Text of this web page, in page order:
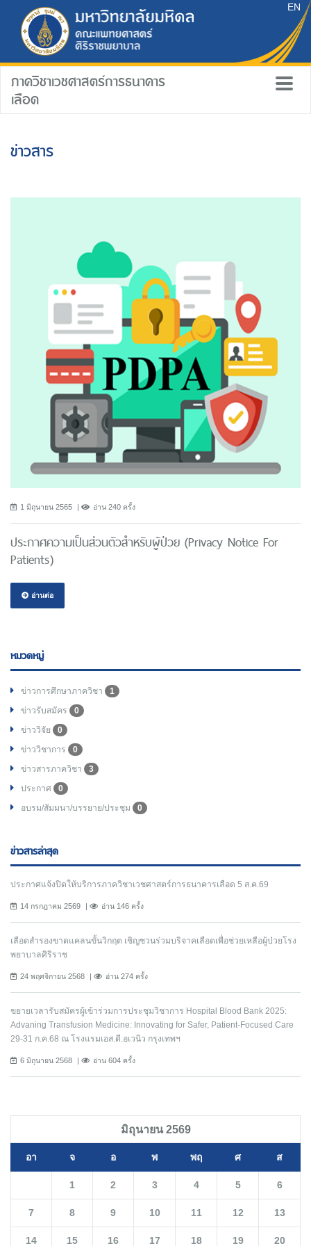
EN
ภาควิชาเวชศาสตร์การธนาคาร
เลือด
ข่าวสาร
1 มิถุนายน 2565 อ่าน 240 ครั้ง
ประกาศความเป็นส่วนตัวสำหรับผู้ป่วย (Privacy Notice For
Patients)
อ่านต่อ
หมวดหมู่
ข่าวการศึกษาภาควิชา
1
ข่าวรับสมัคร
0
ข่าววิจัย
0
ข่าววิชาการ
0
ข่าวสารภาควิชา
3
ประกาศ
0
อบรม/สัมมนา/บรรยาย/ประชุม
0
ข่าวสารล่าสุด
ประกาศแจ้งปิดให้บริการภาควิชาเวชศาสตร์การธนาคารเลือด 5 ส.ค.69
14 กรกฎาคม 2569 อ่าน 146 ครั้ง
เลือดสำรองขาดแคลนขั้นวิกฤต เชิญชวนร่วมบริจาคเลือดเพื่อช่วยเหลือผู้ป่วยโรง
พยาบาลศิริราช
24 พฤศจิกายน 2568 อ่าน 274 ครั้ง
ขยายเวลารับสมัครผู้เข้าร่วมการประชุมวิชาการ Hospital Blood Bank 2025:
Advaning Transfusion Medicine: Innovating for Safer, Patient-Focused Care
29-31 ก.ค.68 ณ โรงแรมเอส.ดี.อเวนิว กรุงเทพฯ
6 มิถุนายน 2568 อ่าน 604 ครั้ง
มิถุนายน 2569
อา จ อ พ พฤ ศ ส
1 2 3 4 5 6
7 8 9 10 11 12 13
14 15 16 17 18 19 20